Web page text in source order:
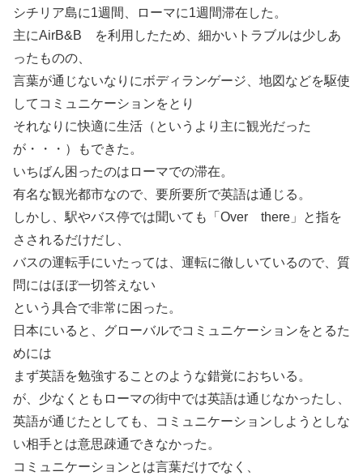
シチリア島に1週間、ローマに1週間滞在した。
主にAirB&B を利用したため、細かいトラブルは少しあ
ったものの、
言葉が通じないなりにボディランゲージ、地図などを駆使
してコミュニケーションをとり
それなりに快適に生活（というより主に観光だった
が・・・）もできた。
いちばん困ったのはローマでの滞在。
有名な観光都市なので、要所要所で英語は通じる。
しかし、駅やバス停では聞いても「Over there」と指を
さされるだけだし、
バスの運転手にいたっては、運転に徹しいているので、質
問にはほぼ一切答えない
という具合で非常に困った。
日本にいると、グローバルでコミュニケーションをとるた
めには
まず英語を勉強することのような錯覚におちいる。
が、少なくともローマの街中では英語は通じなかったし、
英語が通じたとしても、コミュニケーションしようとしな
い相手とは意思疎通できなかった。
コミュニケーションとは言葉だけでなく、